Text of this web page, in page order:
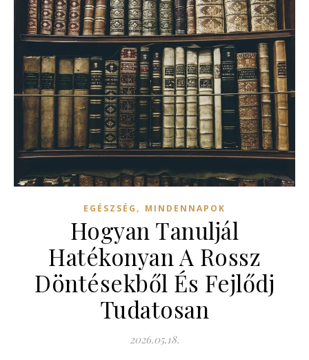
EGÉSZSÉG , MINDENNAPOK
Hogyan Tanuljál
Hatékonyan A Rossz
Döntésekből És Fejlődj
Tudatosan
2026.05.18.